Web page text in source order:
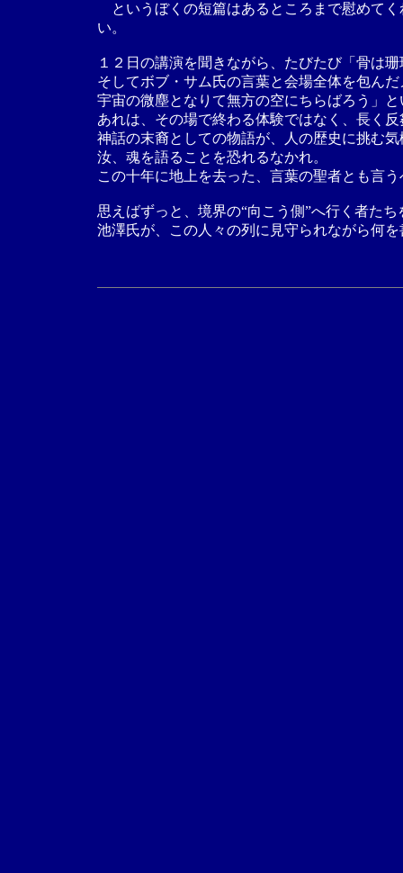
というぼくの短篇はあるところまで慰めて
い。
１２日の講演を聞きながら、たびたび「骨は
そしてボブ・サム氏の言葉と会場全体を包ん
宇宙の微塵となりて無方の空にちらばろう」
あれは、その場で終わる体験ではなく、長く
神話の末裔としての物語が、人の歴史に挑む
汝、魂を語ることを恐れるなかれ。
この十年に地上を去った、言葉の聖者とも言
思えばずっと、境界の“向こう側”へ行く者た
池澤氏が、この人々の列に見守られながら何